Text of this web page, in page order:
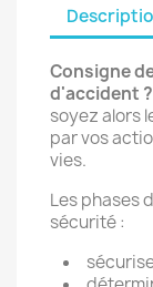
Consigne
d'accident ?
soyez alors
par vos
vies.
Les phases
sécurité :